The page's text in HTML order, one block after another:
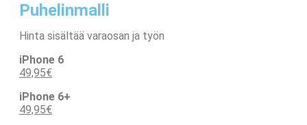
Puhelinmalli
Hinta sisältää varaosan ja työn
iPhone 6
49,95€
iPhone 6+
49,95€